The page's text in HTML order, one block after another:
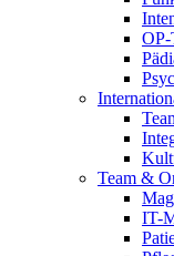
OP-
Team &
IT-